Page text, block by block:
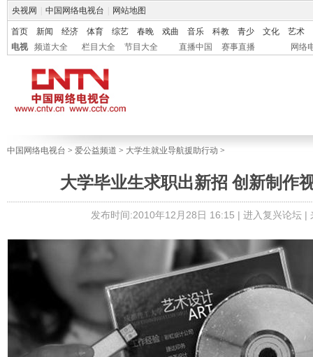
央视网 中国网络电视台 网站地图
首页 新闻 经济 体育 综艺 春晚 戏曲 音乐 科教 青少 文化
艺术
电视
频道大全 栏目大全 节目大全 直播中国 赛事直播 网络
中国网络电视台 > 爱公益频道 > 大学生就业导航援助行动 >
大学毕业生求职出新招 创新制作
发布时间:2010年12月28日 16:15 | 进入复兴论坛|